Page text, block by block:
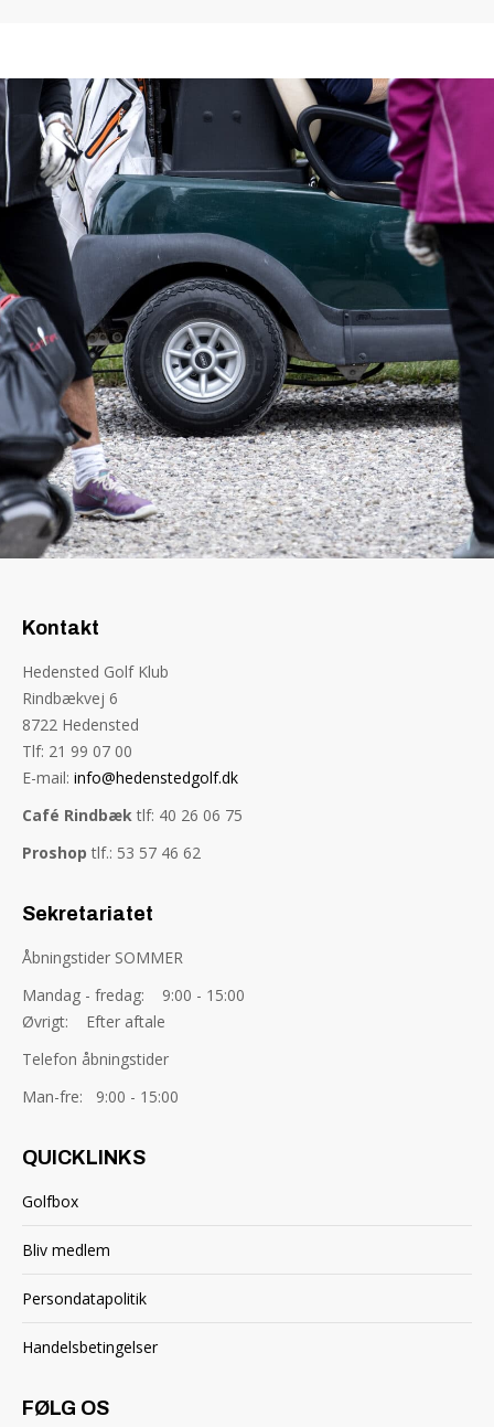
Kontakt
Hedensted Golf Klub
Rindbækvej 6
8722 Hedensted
Tlf: 21 99 07 00
E-mail: info@hedenstedgolf.dk
Café Rindbæktlf: 40 26 06 75
Proshop tlf.: 53 57 46 62
Sekretariatet
Åbningstider SOMMER
Mandag - fredag: 9:00 - 15:00
Øvrigt: Efter aftale
Telefon åbningstider
Man-fre: 9:00 - 15:00
QUICKLINKS
Golfbox
Bliv medlem
Persondatapolitik
Handelsbetingelser
FØLG OS